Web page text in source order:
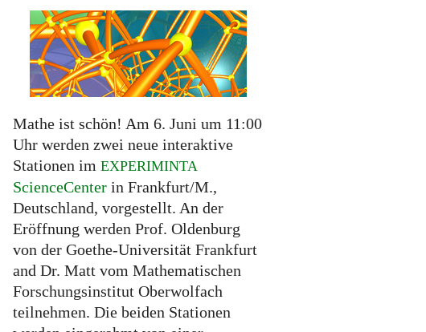
Mathe ist schön! Am 6. Juni um 11:00
Uhr werden zwei neue interaktive
Stationen im EXPERIMINTA
ScienceCenterin Frankfurt/M.,
Deutschland, vorgestellt. An der
Eröffnung werden Prof. Oldenburg
von der Goethe-Universität Frankfurt
and Dr. Matt vom Mathematischen
Forschungsinstitut Oberwolfach
teilnehmen. Die beiden Stationen